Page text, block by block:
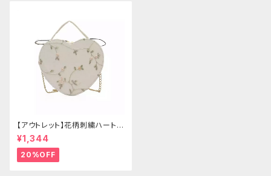
【アウトレット】花柄刺繍ハートバ
ッグ
¥1,344
20%OFF